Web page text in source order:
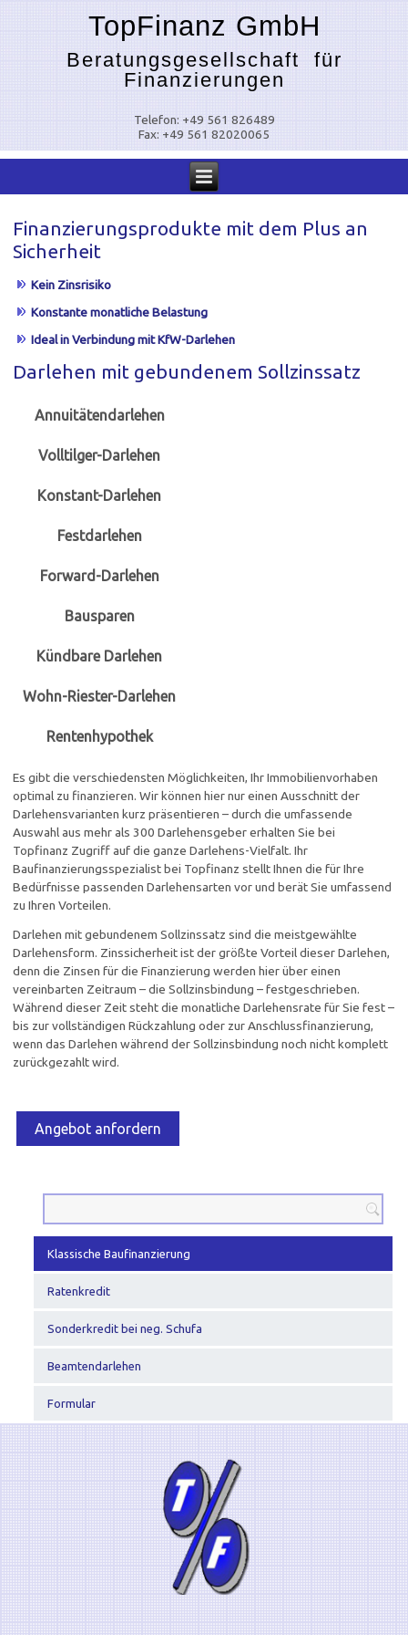
TopFinanz GmbH
Beratungsgesellschaft für
Finanzierungen
Telefon: +49 561 826489
Fax: +49 561 82020065
Finanzierungsprodukte mit dem Plus an
Sicherheit
Kein Zinsrisiko
Konstante monatliche Belastung
Ideal in Verbindung mit KfW-Darlehen
Darlehen mit gebundenem Sollzinssatz
Annuitätendarlehen
Volltilger-Darlehen
Konstant-Darlehen
Festdarlehen
Forward-Darlehen
Bausparen
Kündbare Darlehen
Wohn-Riester-Darlehen
Rentenhypothek
Es gibt die verschiedensten Möglichkeiten, Ihr Immobilienvorhaben
optimal zu finanzieren. Wir können hier nur einen Ausschnitt der
Darlehensvarianten kurz präsentieren – durch die umfassende
Auswahl aus mehr als 300 Darlehensgeber erhalten Sie bei
Topfinanz Zugriff auf die ganze Darlehens-Vielfalt. Ihr
Baufinanzierungsspezialist bei Topfinanz stellt Ihnen die für Ihre
Bedürfnisse passenden Darlehensarten vor und berät Sie umfassend
zu Ihren Vorteilen.
Darlehen mit gebundenem Sollzinssatz sind die meistgewählte
Darlehensform. Zinssicherheit ist der größte Vorteil dieser Darlehen,
denn die Zinsen für die Finanzierung werden hier über einen
vereinbarten Zeitraum – die Sollzinsbindung – festgeschrieben.
Während dieser Zeit steht die monatliche Darlehensrate für Sie fest –
bis zur vollständigen Rückzahlung oder zur Anschlussfinanzierung,
wenn das Darlehen während der Sollzinsbindung noch nicht komplett
zurückgezahlt wird.
Angebot anfordern
Klassische Baufinanzierung
Ratenkredit
Sonderkredit bei neg. Schufa
Beamtendarlehen
Formular